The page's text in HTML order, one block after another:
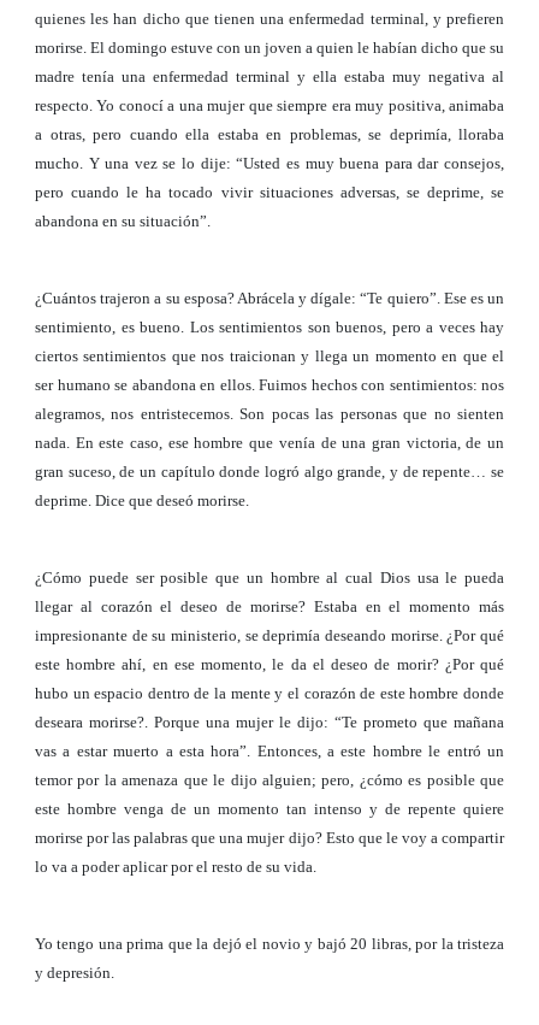
quienes les han dicho que tienen una enfermedad terminal, y prefieren
morirse. El domingo estuve con un joven a quien le habían dicho que su
madre tenía una enfermedad terminal y ella estaba muy negativa al
respecto. Yo conocí a una mujer que siempre era muy positiva, animaba
a otras, pero cuando ella estaba en problemas, se deprimía, lloraba
mucho. Y una vez se lo dije: “Usted es muy buena para dar consejos,
pero cuando le ha tocado vivir situaciones adversas, se deprime, se
abandona en su situación”.
¿Cuántos trajeron a su esposa? Abrácela y dígale: “Te quiero”. Ese es un
sentimiento, es bueno. Los sentimientos son buenos, pero a veces hay
ciertos sentimientos que nos traicionan y llega un momento en que el
ser humano se abandona en ellos. Fuimos hechos con sentimientos: nos
alegramos, nos entristecemos. Son pocas las personas que no sienten
nada. En este caso, ese hombre que venía de una gran victoria, de un
gran suceso, de un capítulo donde logró algo grande, y de repente… se
deprime. Dice que deseó morirse.
¿Cómo puede ser posible que un hombre al cual Dios usa le pueda
llegar al corazón el deseo de morirse? Estaba en el momento más
impresionante de su ministerio, se deprimía deseando morirse. ¿Por qué
este hombre ahí, en ese momento, le da el deseo de morir? ¿Por qué
hubo un espacio dentro de la mente y el corazón de este hombre donde
deseara morirse?. Porque una mujer le dijo: “Te prometo que mañana
vas a estar muerto a esta hora”. Entonces, a este hombre le entró un
temor por la amenaza que le dijo alguien; pero, ¿cómo es posible que
este hombre venga de un momento tan intenso y de repente quiere
morirse por las palabras que una mujer dijo? Esto que le voy a compartir
lo va a poder aplicar por el resto de su vida.
Yo tengo una prima que la dejó el novio y bajó 20 libras, por la tristeza
y depresión.